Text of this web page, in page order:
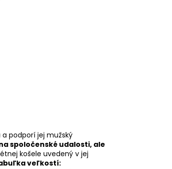
podporí jej mužský
spoločenské udalosti, ale
košele uvedený v jej
veľkostí: